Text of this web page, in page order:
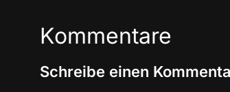
Kommentare
Schreibe einen